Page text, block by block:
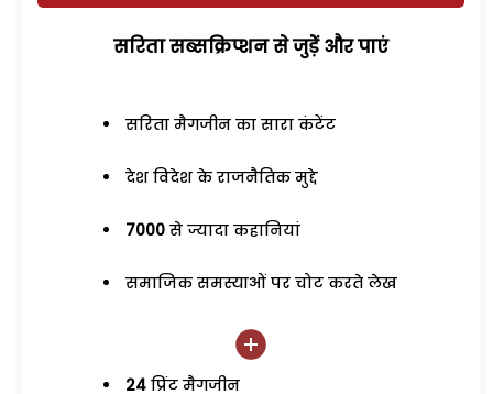
सरिता सब्सक्रिप्शन से जुड़ेें और पाएं
सरिता मैगजीन का सारा कंटेंट
देश विदेश के राजनैतिक मुद्दे
7000 से ज्यादा कहानियां
समाजिक समस्याओं पर चोट करते लेख
24 प्रिंट मैगजीन